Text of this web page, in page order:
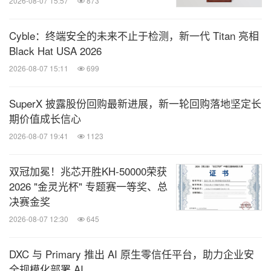
Cyble：终端安全的未来不止于检测，新一代 Titan 亮相
Black Hat USA 2026
2026-08-07 15:11 699
SuperX 披露股份回购最新进展，新一轮回购落地坚定长
期价值成长信心
2026-08-07 19:41 1123
双冠加冕！兆芯开胜KH‑50000荣获
2026 "金灵光杯" 专题赛一等奖、总
决赛金奖
2026-08-07 12:30 645
DXC 与 Primary 推出 AI 原生零信任平台，助力企业安